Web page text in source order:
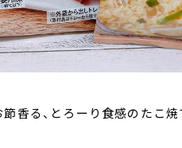
香る、とろーり食感のたこ